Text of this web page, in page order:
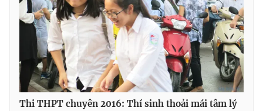
Thi THPT chuyên 2016: Thí sinh thoải mái tâm lý